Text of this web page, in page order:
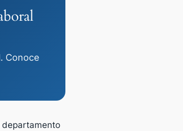
Conoce
departamento